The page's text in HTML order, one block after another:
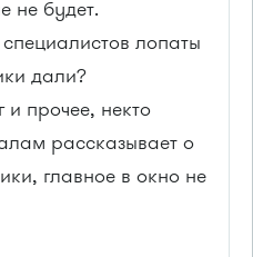
не будет.
лопаты
дали?
прочее, некто
рассказывает о
главное в окно не